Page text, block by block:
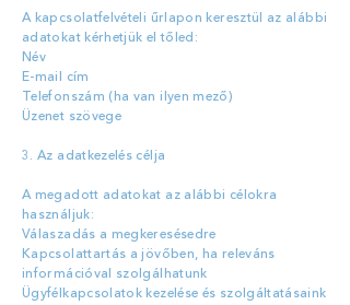
​A kapcsolatfelvételi űrlapon keresztül az alábbi
adatokat kérhetjük el tőled:
Név
E-mail cím
Telefonszám (ha van ilyen mező)
Üzenet szövege
3. Az adatkezelés célja​
A megadott adatokat az alábbi célokra
használjuk:
Válaszadás a megkeresésedre
Kapcsolattartás a jövőben, ha releváns
információval szolgálhatunk
Ügyfélkapcsolatok kezelése és szolgáltatásaink